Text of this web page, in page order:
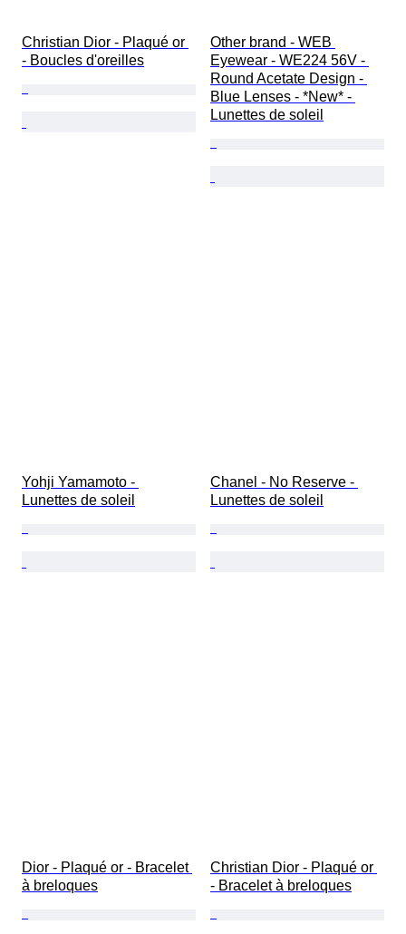
Christian Dior - Plaqué or
- Boucles d'oreilles
Other brand - WEB
Eyewear - WE224 56V -
Round Acetate Design -
Blue Lenses - *New* -
Lunettes de soleil
Yohji Yamamoto -
Lunettes de soleil
Chanel - No Reserve -
Lunettes de soleil
Dior - Plaqué or - Bracelet
à breloques
Christian Dior - Plaqué or
- Bracelet à breloques